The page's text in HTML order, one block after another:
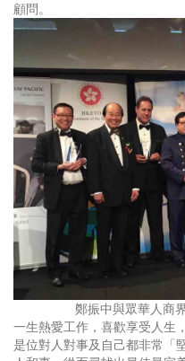
顧問。
鄭振中與眾華人商
一生熱愛工作，喜歡享受人生
是位對人對事及自己都非常「